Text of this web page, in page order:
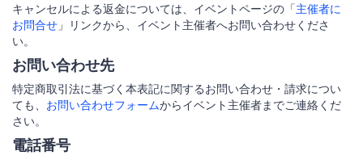
キャンセルによる返金については、イベントページの「主催者に
お問合せ 」リンクから、イベント主催者へお問い合わせくださ
い。
お問い合わせ先
特定商取引法に基づく本表記に関するお問い合わせ・請求につい
ても、 お問い合わせフォームからイベント主催者までご連絡くだ
さい。
電話番号